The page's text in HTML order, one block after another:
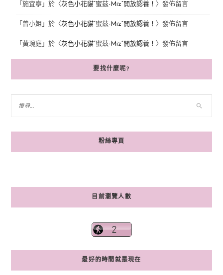
「 施宜寧 」於〈灰色小花貓“蜜茲-Miz”開放認養！ 〉發佈留言
「 曾小姐 」於〈灰色小花貓“蜜茲-Miz”開放認養！ 〉發佈留言
「 黃琬庭」於〈灰色小花貓“蜜茲-Miz”開放認養！ 〉發佈留言
要找什麼呢?
粉絲專頁
目前瀏覽人數
最好的時間就是現在